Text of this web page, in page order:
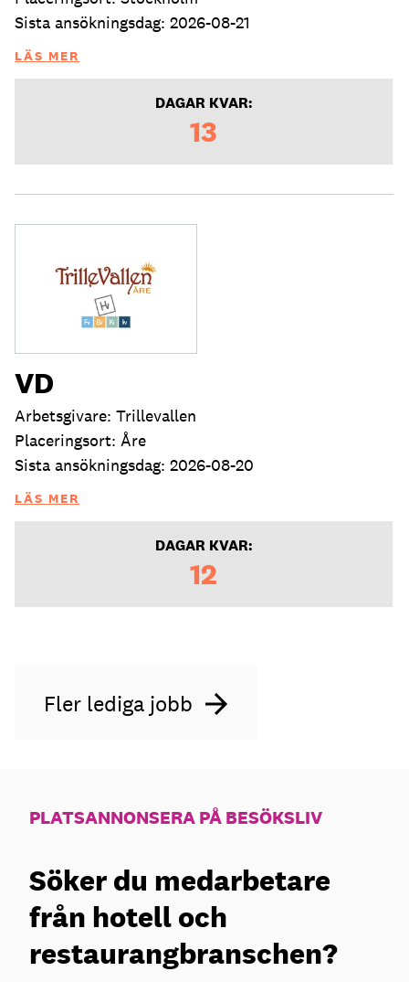
Sista ansökningsdag: 2026-08-21
LÄS MER
DAGAR KVAR:
13
VD
Arbetsgivare: Trillevallen
Placeringsort: Åre
Sista ansökningsdag: 2026-08-20
LÄS MER
DAGAR KVAR:
12
Fler lediga jobb
PLATSANNONSERA PÅ BESÖKSLIV
Söker du medarbetare
från hotell och
restaurangbranschen?